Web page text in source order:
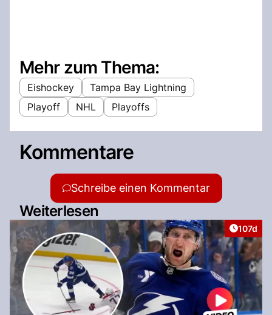
Mehr zum Thema:
Eishockey
Tampa Bay Lightning
Playoff
NHL Playoffs
Kommentare
Schreibe einen Kommentar
Weiterlesen
Artikel
107d